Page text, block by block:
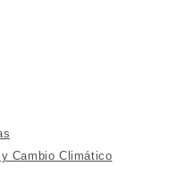
Cambio Climático